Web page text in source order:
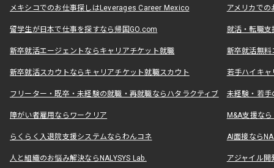
メキシコでのお仕事探しはLeverages Career Mexico アメリカで
留学生が日本で仕事を探すなら帰国GO.com 就活・転職
新卒就活エージェントならキャリアチケット就職 新卒就活無料
新卒就活スカウトならキャリアチケット就職スカウト 若手ハイキ
フリーター・既卒・未経験の就職・再就職ならハタラクティブ 未経験・若手
障がい者雇用ならワークリア M&A支援な
らくらく入退院支援システムならわんコネ AI面接なら
人と組織のお悩み解決ならNALYSYS Lab. アジャイル